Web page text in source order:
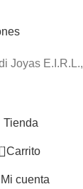
Joyas
Tienda
0 Carrito
Mi cuenta